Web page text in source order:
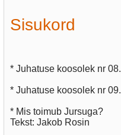
Sisukord
* Juhatuse koosolek nr 08.
* Juhatuse koosolek nr 09.
* Mis toimub Jursuga?
Tekst: Jakob Rosin